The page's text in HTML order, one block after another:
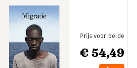
nihilisme en ironie
€ 54,49
Prijs voor beide